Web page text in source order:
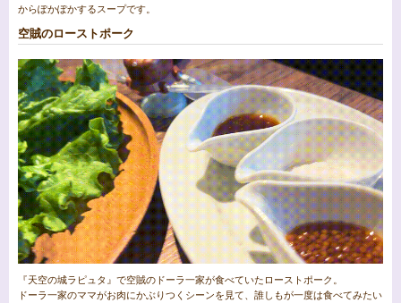
からぽかぽかするスープです。
空賊のローストポーク
『天空の城ラピュタ』で空賊のドーラ一家が食べていたローストポーク。
ドーラ一家のママがお肉にかぶりつくシーンを見て、誰しもが一度は食べてみたい